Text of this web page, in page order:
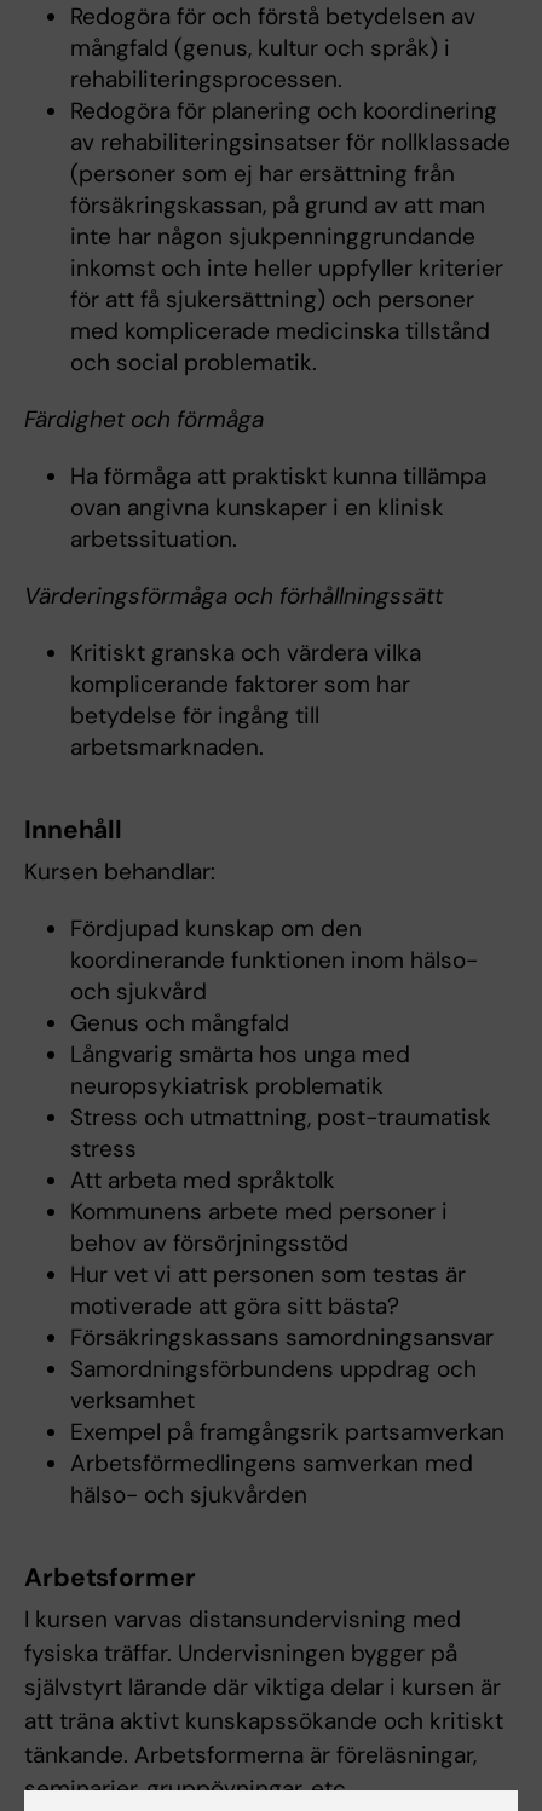
Redogöra för och förstå betydelsen av
mångfald (genus, kultur och språk) i
rehabiliteringsprocessen.
Redogöra för planering och koordinering
av rehabiliteringsinsatser för nollklassade
(personer som ej har ersättning från
försäkringskassan, på grund av att man
inte har någon sjukpenninggrundande
inkomst och inte heller uppfyller kriterier
för att få sjukersättning) och personer
med komplicerade medicinska tillstånd
och social problematik.
Färdighet och förmåga
Ha förmåga att praktiskt kunna tillämpa
ovan angivna kunskaper i en klinisk
arbetssituation.
Värderingsförmåga och förhållningssätt
Kritiskt granska och värdera vilka
komplicerande faktorer som har
betydelse för ingång till
arbetsmarknaden.
Innehåll
Kursen behandlar:
Fördjupad kunskap om den
koordinerande funktionen inom hälso-
och sjukvård
Genus och mångfald
Långvarig smärta hos unga med
neuropsykiatrisk problematik
Stress och utmattning, post-traumatisk
stress
Att arbeta med språktolk
Kommunens arbete med personer i
behov av försörjningsstöd
Hur vet vi att personen som testas är
motiverade att göra sitt bästa?
Försäkringskassans samordningsansvar
Samordningsförbundens uppdrag och
verksamhet
Exempel på framgångsrik partsamverkan
Arbetsförmedlingens samverkan med
hälso- och sjukvården
Arbetsformer
I kursen varvas distansundervisning med
fysiska träffar. Undervisningen bygger på
självstyrt lärande där viktiga delar i kursen är
att träna aktivt kunskapssökande och kritiskt
tänkande. Arbetsformerna är föreläsningar,
seminarier, gruppövningar, etc.